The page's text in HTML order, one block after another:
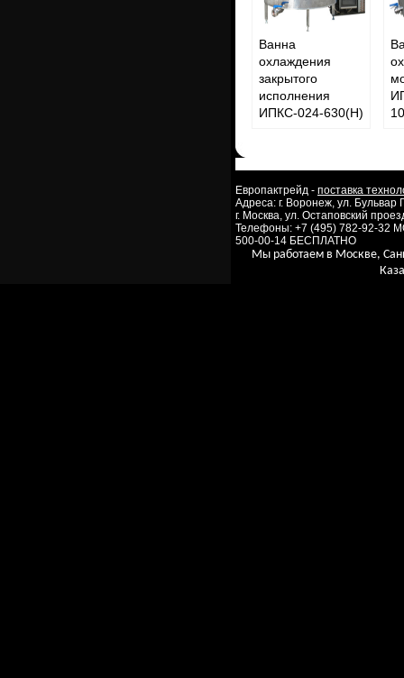
Ванна
охлаждения
закрытого
исполнения
ИПКС-024-630(Н)
Европактрейд - поставка
Адреса: г. Воронеж, ул.
г. Москва, ул. Остаповский
Телефоны: +7 (495) 782-92-32
500-00-14 БЕСПЛАТНО
Мы работаем в Москве,